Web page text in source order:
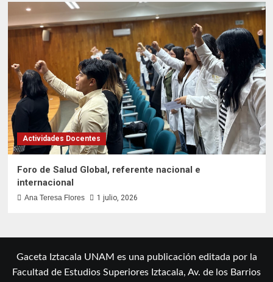
Actividades Docentes
Foro de Salud Global, referente nacional e
internacional
Ana Teresa Flores 1 julio, 2026
Gaceta Iztacala UNAM es una publicación editada por la
Facultad de Estudios Superiores Iztacala, Av. de los Barrios